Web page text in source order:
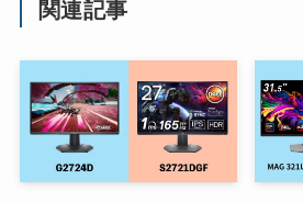
関連記事